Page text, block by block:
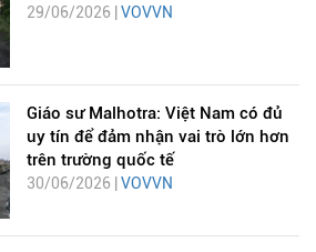
29/06/2026 | VOVVN
Giáo sư Malhotra: Việt Nam có đủ
uy tín để đảm nhận vai trò lớn hơn
trên trường quốc tế
30/06/2026 | VOVVN